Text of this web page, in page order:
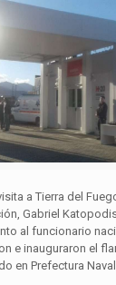
a Tierra del
Gabriel
al funcionario
e inauguraron el
en Prefectura